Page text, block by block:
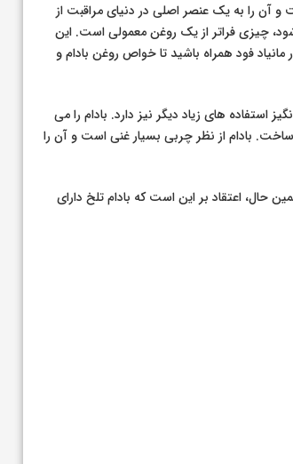
و آن را به یک عنصر اصلی در دنیای مراقبت از
چیزی فراتر از یک روغن معمولی است. این
فود همراه باشید تا خواص روغن بادام و
های زیاد دیگر نیز دارد. بادام را می
بادام از نظر چربی بسیار غنی است و آن را
حال، اعتقاد بر این است که بادام تلخ دارای